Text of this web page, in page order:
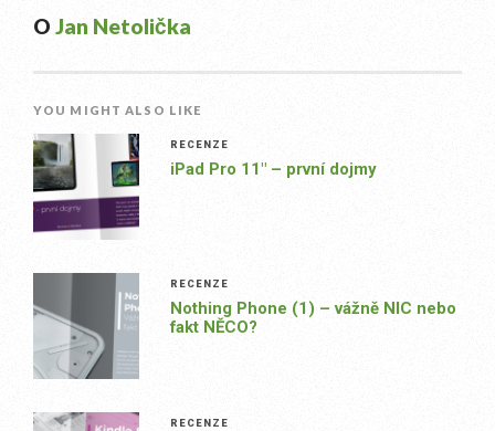
O Jan Netolička
YOU MIGHT ALSO LIKE
RECENZE
iPad Pro 11″ – první dojmy
RECENZE
Nothing Phone (1) – vážně NIC nebo
fakt NĚCO?
RECENZE